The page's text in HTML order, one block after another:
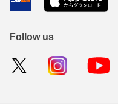
Follow us